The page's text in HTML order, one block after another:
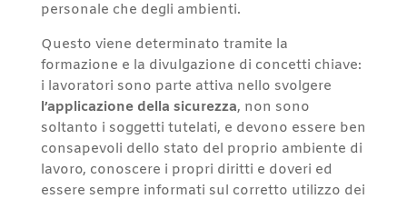
personale che degli ambienti.
Questo viene determinato tramite la
formazione e la divulgazione di concetti chiave:
i lavoratori sono parte attiva nello svolgere
l’applicazione della sicurezza, non sono
soltanto i soggetti tutelati, e devono essere ben
consapevoli dello stato del proprio ambiente di
lavoro, conoscere i propri diritti e doveri ed
essere sempre informati sul corretto utilizzo dei